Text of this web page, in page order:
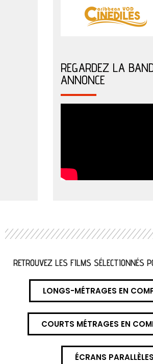
REGARDEZ LA
ANNONCE
RETROUVEZ LES FILMS SÉLECTIONNÉS
LONGS-MÉTRAGES EN
COURTS MÉTRAGES EN
ÉCRANS PARALLÈLES